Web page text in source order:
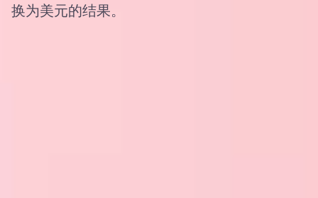
换为美元的结果。